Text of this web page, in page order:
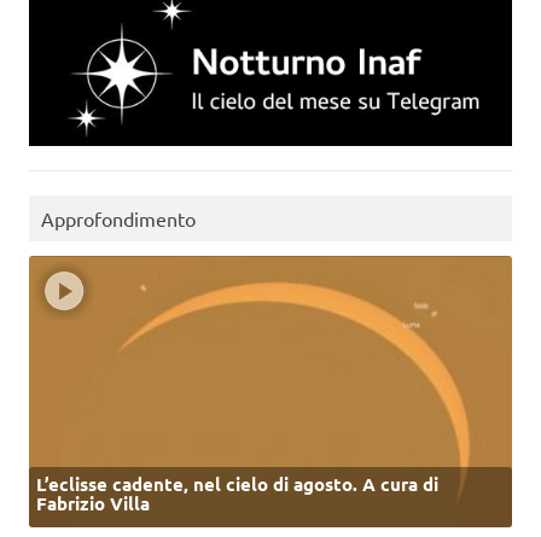
Approfondimento
L’eclisse cadente, nel cielo di agosto. A cura di
Fabrizio Villa